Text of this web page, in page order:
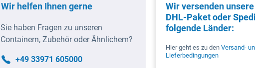
Wir helfen Ihnen gerne
Sie haben Fragen zu unseren
Containern, Zubehör oder Ähnlichem?
+49 33971 605000
Wir versenden
DHL-Paket oder
folgende Länder:
Hier geht es zu den Versand-
Lieferbedingungen